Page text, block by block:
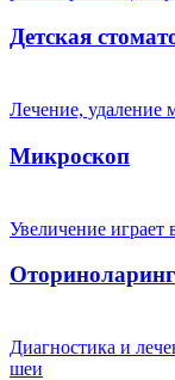
Детская
Лечение, удаление
Микроскоп
Увеличение играет
Диагностика и
шеи